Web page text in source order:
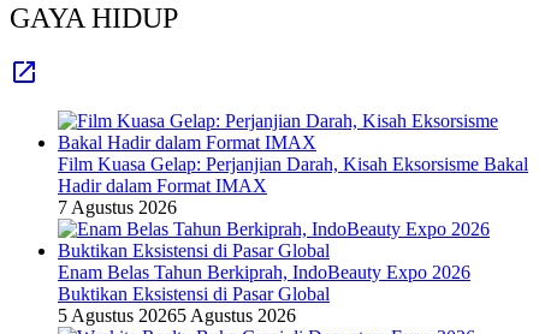
GAYA HIDUP
Film Kuasa Gelap: Perjanjian Darah, Kisah Eksorsisme Bakal
Hadir dalam Format IMAX
7 Agustus 2026
Enam Belas Tahun Berkiprah, IndoBeauty Expo 2026
Buktikan Eksistensi di Pasar Global
5 Agustus 20265 Agustus 2026